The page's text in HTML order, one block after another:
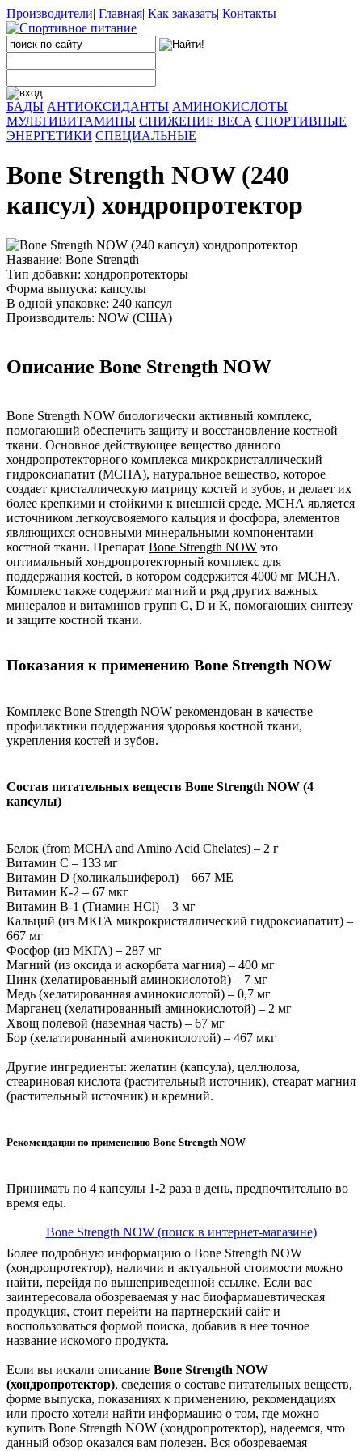
Производители| Главная| Как заказать| Контакты
БАДЫ АНТИОКСИДАНТЫ АМИНОКИСЛОТЫ
МУЛЬТИВИТАМИНЫ СНИЖЕНИЕ ВЕСА СПОРТИВНЫЕ
ЭНЕРГЕТИКИ СПЕЦИАЛЬНЫЕ
Bone Strength NOW (240
капсул) хондропротектор
Название: Bone Strength
Тип добавки: хондропротекторы
Форма выпуска: капсулы
В одной упаковке: 240 капсул
Производитель: NOW (США)
Описание Bone Strength NOW
Bone Strength NOW биологически активный комплекс,
помогающий обеспечить защиту и восстановление костной
ткани. Основное действующее вещество данного
хондропротекторного комплекса микрокристаллический
гидроксиапатит (МСНА), натуральное вещество, которое
создает кристаллическую матрицу костей и зубов, и делает их
более крепкими и стойкими к внешней среде. МСНА является
источником легкоусвояемого кальция и фосфора, элементов
являющихся основными минеральными компонентами
костной ткани. Препарат Bone Strength NOW это
оптимальный хондропротекторный комплекс для
поддержания костей, в котором содержится 4000 мг МСНА.
Комплекс также содержит магний и ряд других важных
минералов и витаминов групп С, D и К, помогающих синтезу
и защите костной ткани.
Показания к применению Bone Strength NOW
Комплекс Bone Strength NOW рекомендован в качестве
профилактики поддержания здоровья костной ткани,
укрепления костей и зубов.
Состав питательных веществ Bone Strength NOW (4
капсулы)
Белок (from MCHA and Amino Acid Chelates) – 2 г
Витамин С – 133 мг
Витамин D (холикальциферол) – 667 МЕ
Витамин К-2 – 67 мкг
Витамин В-1 (Тиамин HCl) – 3 мг
Кальций (из МКГА микрокристаллический гидроксиапатит) –
667 мг
Фосфор (из МКГА) – 287 мг
Магний (из оксида и аскорбата магния) – 400 мг
Цинк (хелатированный аминокислотой) – 7 мг
Медь (хелатированная аминокислотой) – 0,7 мг
Марганец (хелатированный аминокислотой) – 2 мг
Хвощ полевой (наземная часть) – 67 мг
Бор (хелатированный аминокислотой) – 467 мкг
Другие ингредиенты: желатин (капсула), целлюлоза,
стеариновая кислота (растительный источник), стеарат магния
(растительный источник) и кремний.
Рекомендации по применению Bone Strength NOW
Принимать по 4 капсулы 1-2 раза в день, предпочтительно во
время еды.
Bone Strength NOW (поиск в интернет-магазине)
Более подробную информацию о Bone Strength NOW
(хондропротектор), наличии и актуальной стоимости можно
найти, перейдя по вышеприведенной ссылке. Если вас
заинтересовала обозреваемая у нас биофармацевтическая
продукция, стоит перейти на партнерский сайт и
воспользоваться формой поиска, добавив в нее точное
название искомого продукта.
Если вы искали описание Bone Strength NOW
(хондропротектор), сведения о составе питательных веществ,
форме выпуска, показаниях к применению, рекомендациях
или просто хотели найти информацию о том, где можно
купить Bone Strength NOW (хондропротектор), надеемся, что
данный обзор оказался вам полезен. Вся обозреваемая